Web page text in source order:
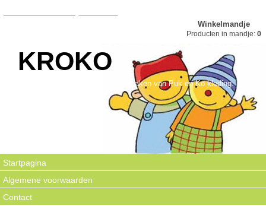
Winkelmandje
Producten in mandje: 0
KROKO
Kroko is gespecialiseerd in het maken van Puk en Ko kleding.
Startpagina
Algemene voorwaarden
Contact